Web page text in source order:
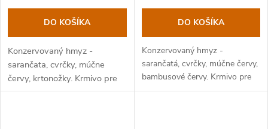
DO KOŠÍKA
Konzervovaný hmyz -
sarančata, cvrčky, múčne
červy, krtonožky. Krmivo pre
agamy bradaté a iné
DO KOŠÍKA
Konzervovaný hmyz -
sarančatá, cvrčky, múčne červy,
bambusové červy. Krmivo pre
gekončíkov nočné a ďalšie